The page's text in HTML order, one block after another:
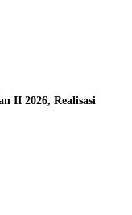
II 2026, Realisasi